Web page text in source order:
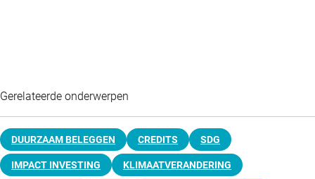
Gerelateerde onderwerpen
DUURZAAM BELEGGEN CREDITS SDG
IMPACT INVESTING KLIMAATVERANDERING